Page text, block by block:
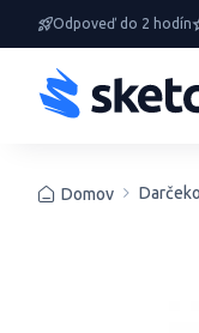
Odpoveď do 2 hodín
Domov